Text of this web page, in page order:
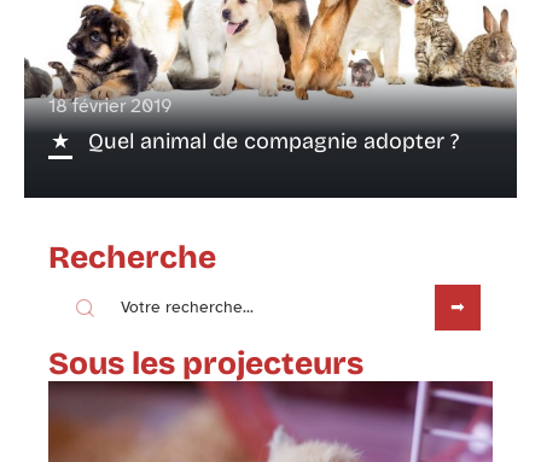
18 février 2019
Quel animal de compagnie adopter ?
Recherche
Sous les projecteurs